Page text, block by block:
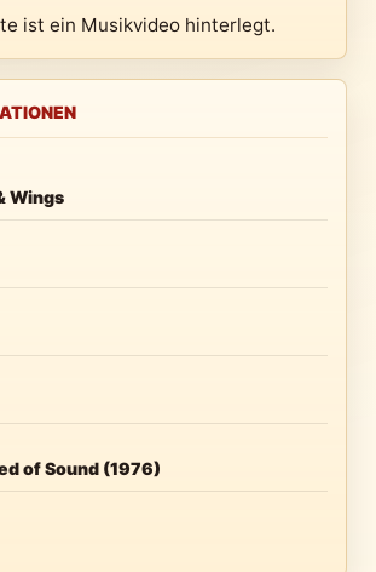
ist ein Musikvideo hinterlegt.
Wings
Wings at the Speed of Sound (1976)